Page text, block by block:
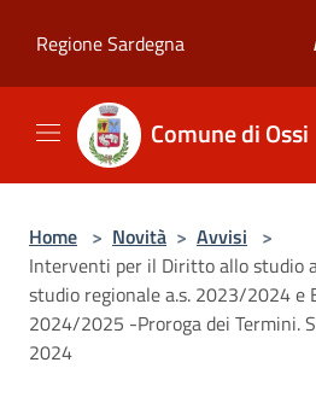
Regione Sardegna
Comune di Ossi
Home > Novità > Avvisi >
Interventi per il Diritto allo studio
studio regionale a.s. 2023/2024 e
2024/2025 -Proroga dei Termini.
2024